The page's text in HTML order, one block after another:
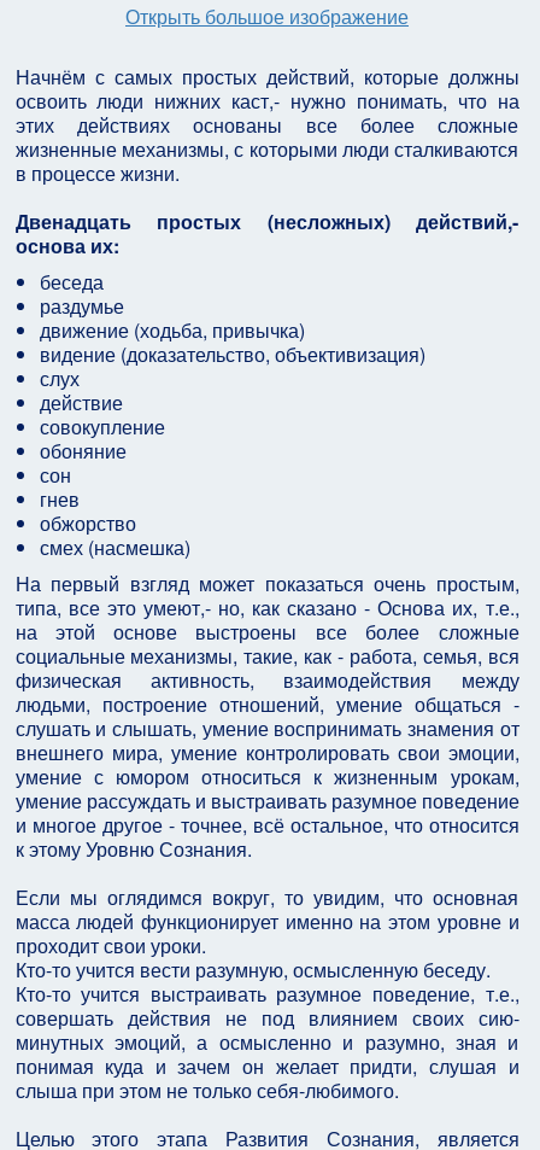
Открыть большое изображение
Начнём с самых простых действий, которые должны
освоить люди нижних каст,- нужно понимать, что на
этих действиях основаны все более сложные
жизненные механизмы, с которыми люди сталкиваются
в процессе жизни.
Двенадцать простых (несложных) действий,-
основа их:
беседа
раздумье
движение (ходьба, привычка)
видение (доказательство, объективизация)
слух
действие
совокупление
обоняние
сон
гнев
обжорство
смех (насмешка)
На первый взгляд может показаться очень простым,
типа, все это умеют,- но, как сказано - Основа их, т.е.,
на этой основе выстроены все более сложные
социальные механизмы, такие, как - работа, семья, вся
физическая активность, взаимодействия между
людьми, построение отношений, умение общаться -
слушать и слышать, умение воспринимать знамения от
внешнего мира, умение контролировать свои эмоции,
умение с юмором относиться к жизненным урокам,
умение рассуждать и выстраивать разумное поведение
и многое другое - точнее, всё остальное, что относится
к этому Уровню Сознания.
Если мы оглядимся вокруг, то увидим, что основная
масса людей функционирует именно на этом уровне и
проходит свои уроки.
Кто-то учится вести разумную, осмысленную беседу.
Кто-то учится выстраивать разумное поведение, т.е.,
совершать действия не под влиянием своих сию-
минутных эмоций, а осмысленно и разумно, зная и
понимая куда и зачем он желает придти, слушая и
слыша при этом не только себя-любимого.
Целью этого этапа Развития Сознания, является